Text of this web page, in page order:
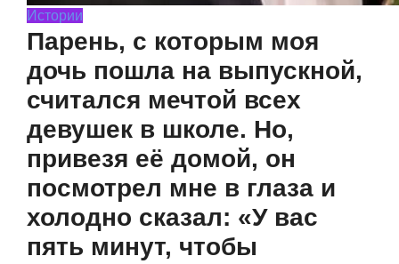
Истории
Парень, с которым моя
дочь пошла на выпускной,
считался мечтой всех
девушек в школе. Но,
привезя её домой, он
посмотрел мне в глаза и
холодно сказал: «У вас
пять минут, чтобы